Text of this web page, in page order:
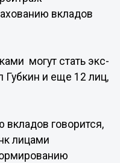
вкладов
могут стать экс-
Губкин и еще 12 лиц,
говорится,
лицами